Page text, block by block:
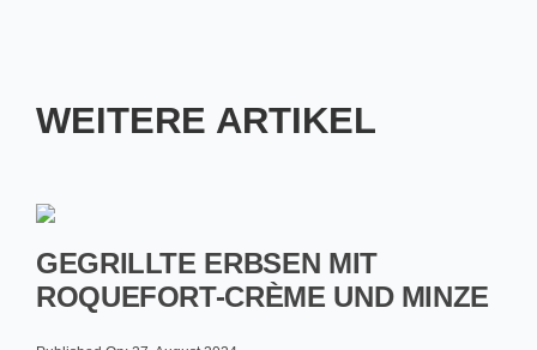
WEITERE ARTIKEL
GEGRILLTE ERBSEN MIT
ROQUEFORT-CRÈME UND MINZE